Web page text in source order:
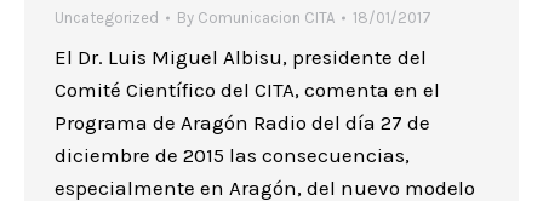
Uncategorized By Comunicacion CITA 18/01/2017
El Dr. Luis Miguel Albisu, presidente del
Comité Científico del CITA, comenta en el
Programa de Aragón Radio del día 27 de
diciembre de 2015 las consecuencias,
especialmente en Aragón, del nuevo modelo